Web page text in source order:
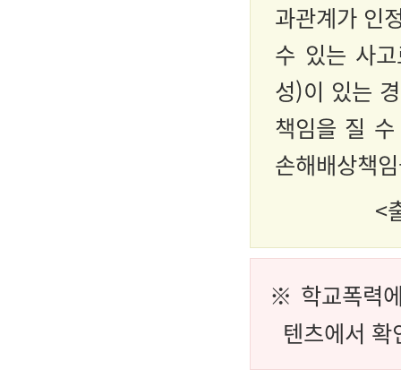
과관계가 인
수 있는 사
성)이 있는
책임을 질
손해배상책
<
※ 학교폭력
텐츠에서